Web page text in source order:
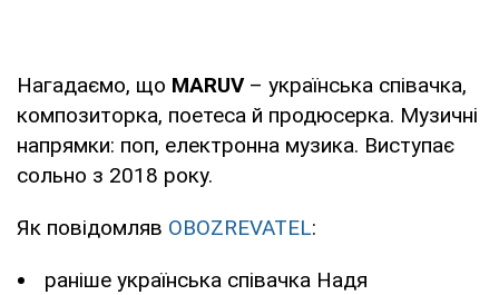
Нагадаємо, що MARUV– українська співачка,
композиторка, поетеса й продюсерка. Музичні
напрямки: поп, електронна музика. Виступає
сольно з 2018 року.
Як повідомляв OBOZREVATEL:
раніше українська співачка Надя